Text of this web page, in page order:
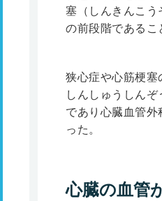
塞（しんきんこう
の前段階であるこ
狭心症や心筋梗塞
しんしゅうしん
であり心臓血管
った。
心臓の血管